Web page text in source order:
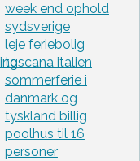
week end ophold
sydsverige
leje feriebolig
toscana italien
sommerferie i
danmark og
tyskland billig
poolhus til 16
personer